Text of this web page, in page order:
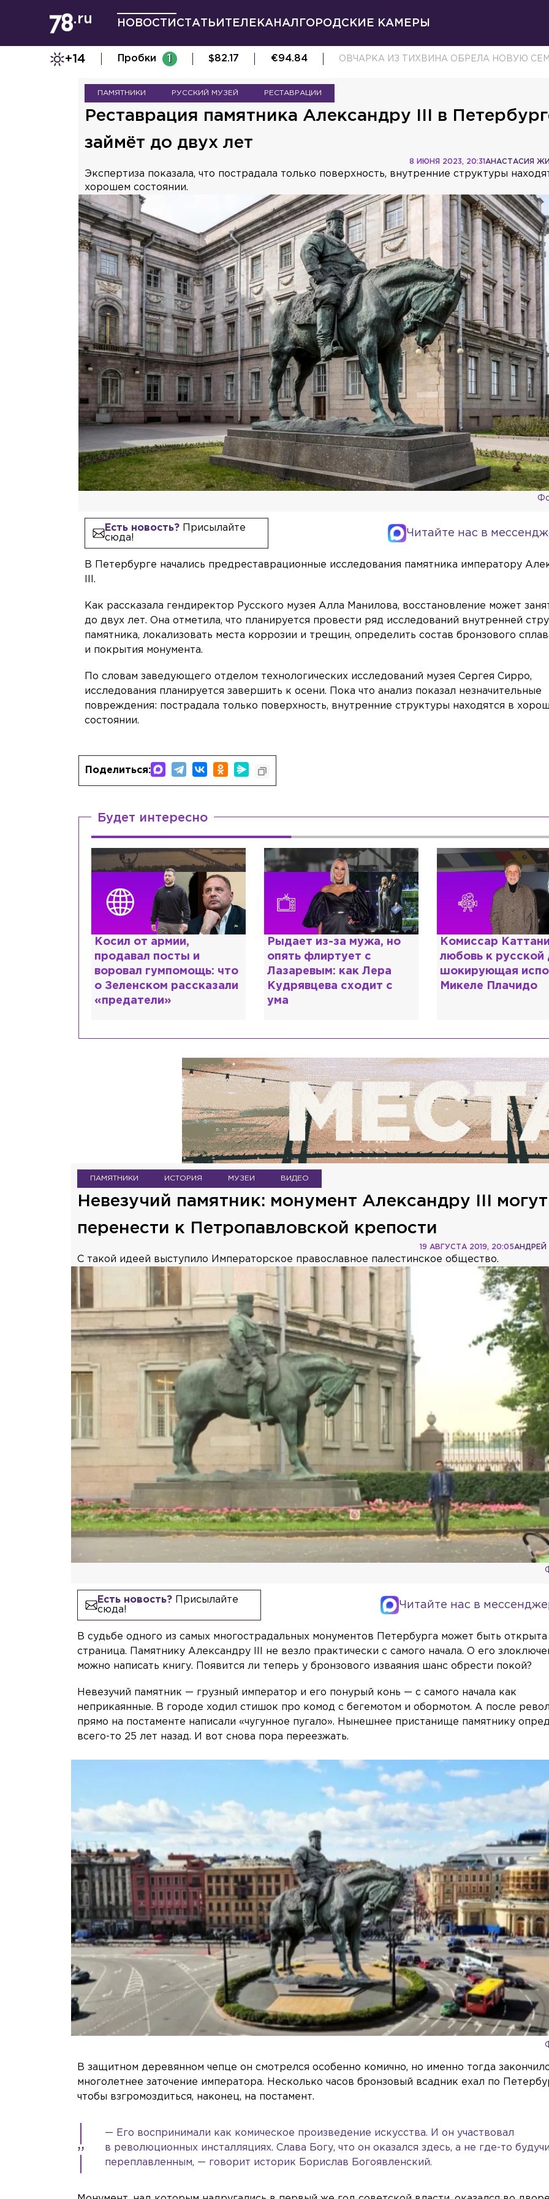
НОВОСТИ СТАТЬИ ТЕЛЕКАНАЛ ГОРОДСКИЕ КАМЕРЫ
+14 Пробки 1 $82.17 €94.84 ОВЧАРКА ИЗ ТИХВИНА ОБРЕЛА НОВУЮ
ПАМЯТНИКИ РУССКИЙ МУЗЕЙ РЕСТАВРАЦИИ
Реставрация памятника Александру III в
займёт до двух лет
АНАСТАСИЯ
8 ИЮНЯ 2023, 20:31
Экспертиза показала, что пострадала только поверхность, внутренние структуры
хорошем состоянии.
Есть новость?Присылайте
сюда!
Читайте нас в
В Петербурге начались предреставрационные исследования памятника императору
III.
Как рассказала гендиректор Русского музея Алла Манилова, восстановление может
до двух лет. Она отметила, что планируется провести ряд исследований внутренней
памятника, локализовать места коррозии и трещин, определить состав бронзового
и покрытия монумента.
По словам заведующего отделом технологических исследований музея Сергея Сирро,
исследования планируется завершить к осени. Пока что анализ показал незначительные
повреждения: пострадала только поверхность, внутренние структуры находятся в
состоянии.
Поделиться:
Будет интересно
Косил от армии,
продавал посты и
воровал гумпомощь: что
о Зеленском рассказали
«предатели»
Рыдает из-за мужа, но
опять флиртует с
Лазаревым: как Лера
Кудрявцева сходит с
ума
Комиссар
любовь к русской
шокирующая
Микеле Плачидо
ПАМЯТНИКИ ИСТОРИЯ МУЗЕИ ВИДЕО
Невезучий памятник: монумент Александру III могут
перенести к Петропавловской крепости
АНДРЕЙ
19 АВГУСТА 2019, 20:05
С такой идеей выступило Императорское православное палестинское общество.
Есть новость?Присылайте
сюда!
Читайте нас в
В судьбе одного из самых многострадальных монументов Петербурга может быть открыта
страница. Памятнику Александру III не везло практически с самого начала. О его
можно написать книгу. Появится ли теперь у бронзового изваяния шанс обрести покой?
Невезучий памятник — грузный император и его понурый конь — с самого начала как
неприкаянные. В городе ходил стишок про комод с бегемотом и обормотом. А после
прямо на постаменте написали «чугунное пугало». Нынешнее пристанище памятнику
всего-то 25 лет назад. И вот снова пора переезжать.
В защитном деревянном чепце он смотрелся особенно комично, но именно тогда
многолетнее заточение императора. Несколько часов бронзовый всадник ехал по
чтобы взгромоздиться, наконец, на постамент.
— Его воспринимали как комическое произведение искусства. И он участвовал
в революционных инсталляциях. Слава Богу, что он оказался здесь, а не где-то будучи
переплавленным, — говорит историк Борислав Богоявленский.